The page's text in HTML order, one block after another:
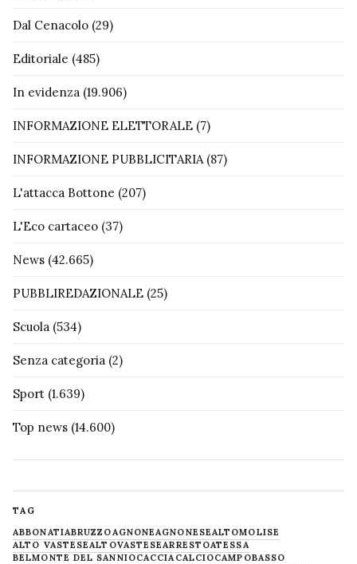
Dal Cenacolo (29)
Editoriale (485)
In evidenza (19.906)
INFORMAZIONE ELETTORALE (7)
INFORMAZIONE PUBBLICITARIA(87)
L'attacca Bottone (207)
L'Eco cartaceo (37)
News (42.665)
PUBBLIREDAZIONALE (25)
Scuola (534)
Senza categoria (2)
Sport (1.639)
Top news (14.600)
TAG
ABBONATIABRUZZOAGNONEAGNONESEALTOMOLISE
ALTO VASTESEALTOVASTESEARRESTOATESSA
BELMONTE DEL SANNIOCACCIACALCIOCAMPOBASSO